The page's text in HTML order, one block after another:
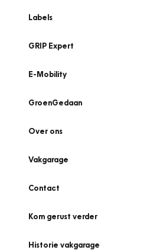
Labels
GRIP Expert
E-Mobility
GroenGedaan
Over ons
Vakgarage
Contact
Kom gerust verder
Historie vakgarage